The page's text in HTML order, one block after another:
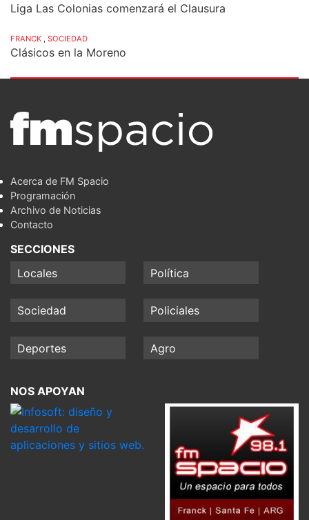
Liga Las Colonias comenzará el Clausura
FRANCK , SOCIEDAD
Clásicos en la Moreno
Acerca de FM Spacio
Programación
Archivo de Noticias
Contacto
SECCIONES
Locales
Política
Sociedad Policiales
Deportes Agro
NOS APOYAN